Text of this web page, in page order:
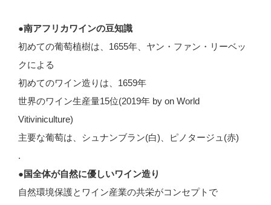
●南アフリカワインの豆知識
初めての葡萄植樹は、1655年、ヤン・ファン・リーベッ
クによる
初めてのワイン造りは、1659年
世界のワイン生産量15位(2019年 by on World
Vitiviniculture)
主要な葡萄は、シュナンブラン(白)、ピノタージュ(赤)
.
●国全体が自然に優しいワイン造り
自然環境保護とワイン産業の共栄がコンセプトで